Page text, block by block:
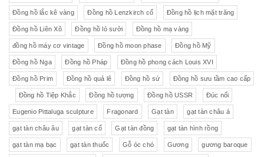
Đồng hồ lắc kê vàng Đồng hồ Lenzkirch cổ Đồng hồ lịch mặt trăng
Đồng hồ Liên Xô Đồng hồ lò sưởi Đồng hồ mạ vàng
đồng hồ máy cơ vintage Đồng hồ moon phase Đồng hồ Mỹ
Đồng hồ Nga Đồng hồ Pháp Đồng hồ phong cách Louis XVI
Đồng hồ Prim Đồng hồ quả lê Đồng hồ sứ Đồng hồ sưu tầm cao cấp
Đồng hồ Tiệp Khắc Đồng hồ tượng Đồng hồ USSR Đúc nổi
Eugenio Pittaluga sculpture Fragonard Gạt tàn gạt tàn châu á
gạt tàn châu âu gạt tàn cổ Gạt tàn đồng gạt tàn hình rồng
gạt tàn mạ bạc gạt tàn thuốc Gỗ óc chó Gương gương baroque